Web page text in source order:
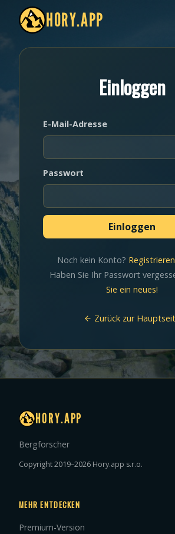
HORY.APP
Einloggen
E-Mail-Adresse
Passwort
Noch kein Konto?
Haben Sie Ihr Passwort
Sie ein neues!
Zurück zur
HORY.APP
Bergforscher
Copyright 2019–2026 Hory.app s.r.o.
MEHR ENTDECKEN
Premium-Version